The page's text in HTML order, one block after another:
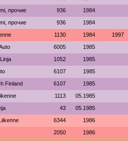
прочие 936 1984
прочие 936 1984
1130 1984 1997
6005 1985
1052 1985
6107 1985
Finland 6107 1985
1113 05.1985
43 05.1985
6344 1986
2050 1986